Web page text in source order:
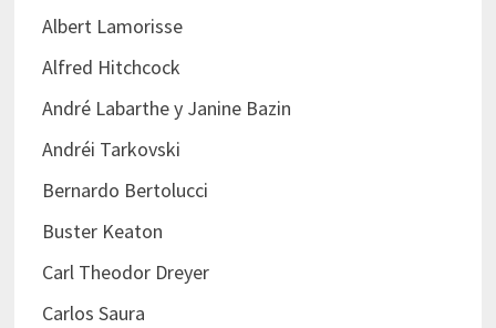
Albert Lamorisse
Alfred Hitchcock
André Labarthe y Janine Bazin
Andréi Tarkovski
Bernardo Bertolucci
Buster Keaton
Carl Theodor Dreyer
Carlos Saura